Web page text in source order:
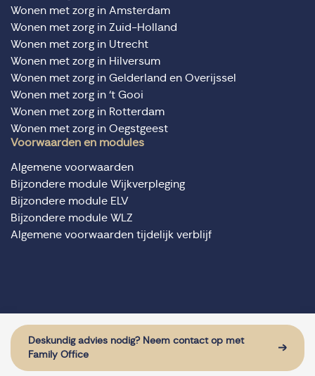
Deskundig advies nodig? Neem contact op met
Family Office
Wonen met zorg in Amsterdam
Wonen met zorg in Zuid-Holland
Wonen met zorg in Utrecht
Wonen met zorg in Hilversum
Wonen met zorg in Gelderland en Overijssel
Wonen met zorg in ‘t Gooi
Wonen met zorg in Rotterdam
Wonen met zorg in Oegstgeest
Voorwaarden en modules
Algemene voorwaarden
Bijzondere module Wijkverpleging
Bijzondere module ELV
Bijzondere module WLZ
Algemene voorwaarden tijdelijk verblijf
Website door: Sturdy Digital